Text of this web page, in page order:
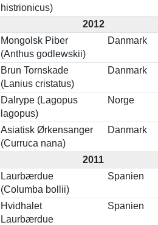
histrionicus)
2012
Mongolsk Piber
(Anthus godlewskii)
Danmark
Brun Tornskade
(Lanius cristatus)
Danmark
Dalrype (Lagopus
lagopus)
Norge
Asiatisk Ørkensanger
(Curruca nana)
Danmark
2011
Laurbærdue
(Columba bollii)
Spanien
Hvidhalet
Laurbærdue
Spanien